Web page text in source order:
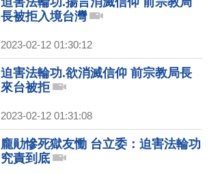
長被拒入境台灣
2023-02-12 01:30:12
迫害法輪功.欲消滅信仰 前宗教局長
來台被拒
2023-02-12 01:31:08
龐勛慘死獄友慟 台立委：迫害法輪功
究責到底